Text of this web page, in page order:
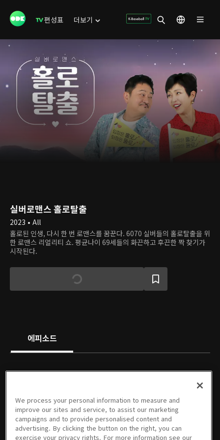
편성표 더보기
실버로맨스 홀로탈출
2023 • All
홀로된 인생, 다시 한 번 로맨스를 꿈꾼다. 6070 실버들의 홀로탈출을 위
한 로맨스 리얼리티 쇼. 평균나이 69세들의 화끈하고 후끈한 짝 찾기가
시작된다.
에피소드
01회
06/09/2023 • 1시간
02회
06/16/2023 • 59분
03회
06/23/2023 • 55분
04회
06/30/2023 • 1시간
05회
07/07/2023 • 58분
We process your personal information to measure and
improve our sites and service, to assist our marketing
campaigns and to provide personalised content and
advertising. By clicking the button on the right, you can
exercise your privacy rights. For more information see our